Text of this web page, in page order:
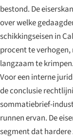
bestond. De
over welke
schikkingseisen in
procent te
langzaam te krimpen.
Voor een interne
de conclusie
sommatiebrief-
runnen ervan. De
segment dat